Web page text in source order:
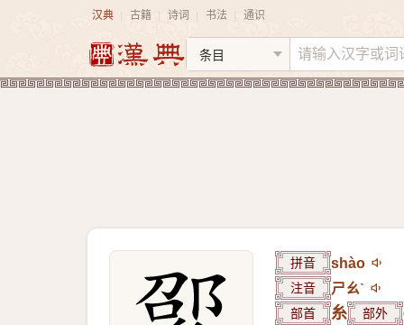
汉典 古籍 诗词 书法 通识
拼音 shào
注音 ㄕㄠˋ
部首 糸 部外